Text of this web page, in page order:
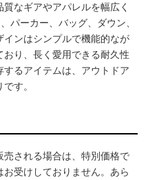
なギアやアパレルを幅広く
パーカー、バッグ、ダウン、
ンはシンプルで機能的なが
り、長く愛用できる耐久性
るアイテムは、アウトドア
す。
売される場合は、特別価格で
受けしておりません。あら